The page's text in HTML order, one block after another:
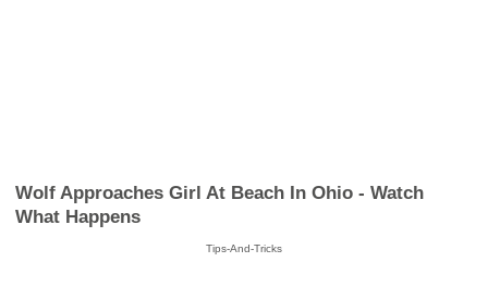
Wolf Approaches Girl At Beach In Ohio - Watch
What Happens
Tips-And-Tricks